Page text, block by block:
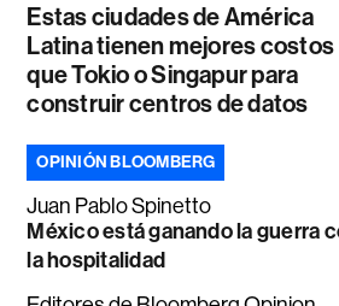
Estas ciudades de América
Latina tienen mejores costos
que Tokio o Singapur para
construir centros de datos
OPINIÓN BLOOMBERG
Juan Pablo Spinetto
México está ganando la guerra
la hospitalidad